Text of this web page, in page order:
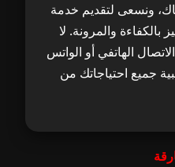
ونسعى لتقديم خدمة
بالكفاءة والمرونة. لا
الهاتفي أو الواتس
جميع احتياجاتك من